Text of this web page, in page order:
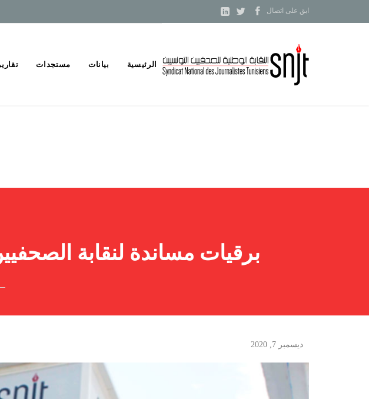
ابق على اتصال 


Skip
to
content
الرئيسية بيانات مستجدات تقارير
برقيات مساندة لنقابة
ديسمبر 7, 2020